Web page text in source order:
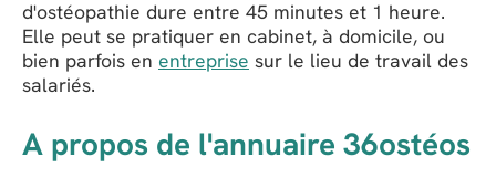
d'ostéopathie dure entre 45 minutes et 1 heure.
Elle peut se pratiquer en cabinet, à domicile, ou
bien parfois en entreprise sur le lieu de travail des
salariés.
A propos de l'annuaire 36ostéos